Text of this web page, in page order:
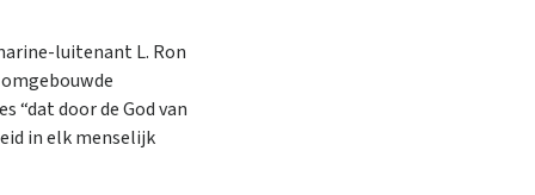
luitenant L. Ron
“dat door de God van
in elk menselijk